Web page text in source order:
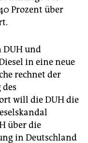
Prozent über
DUH und
in eine neue
rechnet der
will die DUH die
über die
in Deutschland